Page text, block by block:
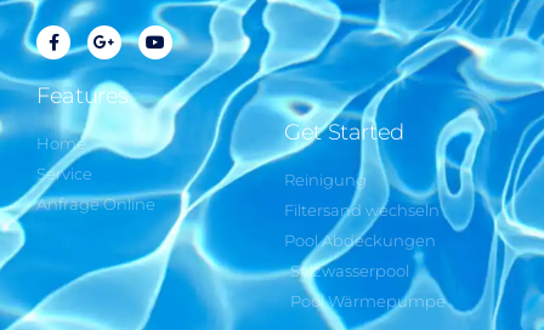
Features
Home
Service
Anfrage Online
Get Started
Reinigung
Filtersand wechseln
Pool Abdeckungen
Salzwasserpool
Pool Wärmepumpe